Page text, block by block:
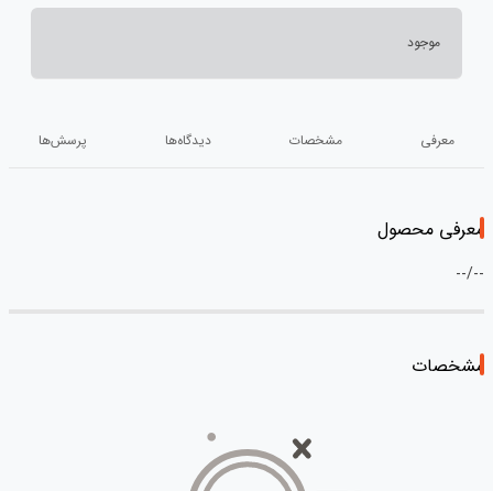
موجود
معرفی مشخصات دیدگاه‌ها پرسش‌ها
معرفی محصول
--/--
مشخصات